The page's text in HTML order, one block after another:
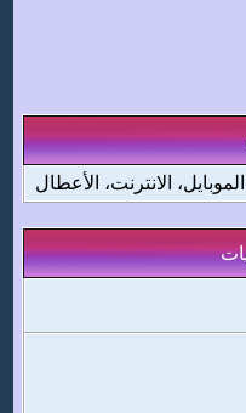
الانترنت، الأعطال